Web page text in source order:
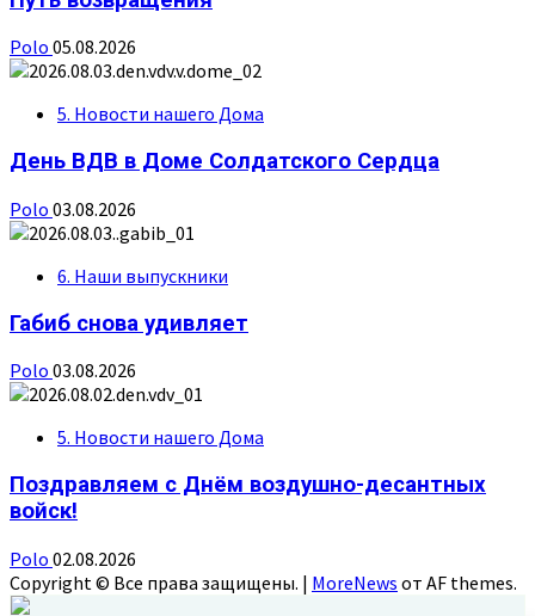
Polo 05.08.2026
5. Новости нашего Дома
День ВДВ в Доме Солдатского Сердца
Polo 03.08.2026
6. Наши выпускники
Габиб снова удивляет
Polo 03.08.2026
5. Новости нашего Дома
Поздравляем с Днём воздушно-десантных
войск!
Polo 02.08.2026
Copyright © Все права защищены. | MoreNews от AF themes.